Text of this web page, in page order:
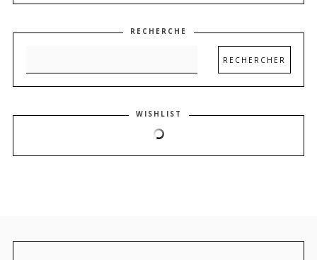
RECHERCHE
WISHLIST